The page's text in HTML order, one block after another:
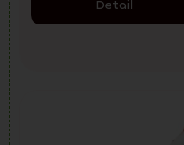
Detail